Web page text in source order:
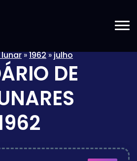
»1962»julho
DE